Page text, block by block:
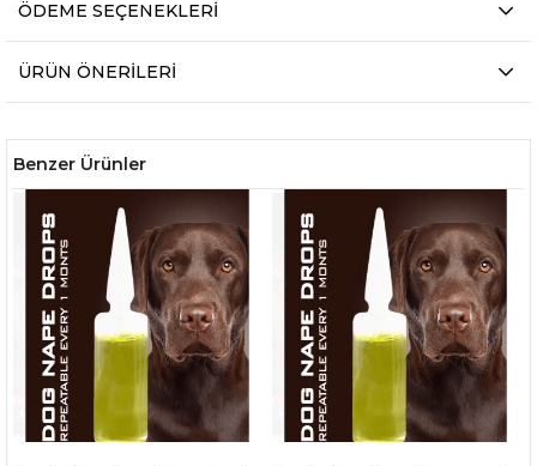
ÖDEME SEÇENEKLERI
ÜRÜN ÖNERILERI
Benzer Ürünler